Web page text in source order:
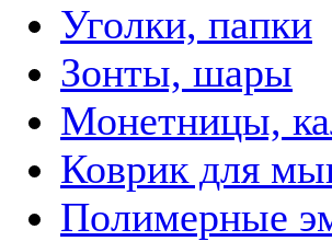
Уголки, папки
Зонты, шары
Монетницы,
Коврик для
Полимерные